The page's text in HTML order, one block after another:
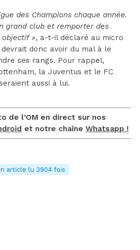
des Champions chaque année.
grand club et remporter des
», a-t-il déclaré au micro
devrait donc avoir du mal à le
ses rangs. Pour rappel,
la Juventus et le FC
aussi à lui.
de l’OM en direct sur nos
et notre chaîne Whatsapp !
article lu 3904 fois